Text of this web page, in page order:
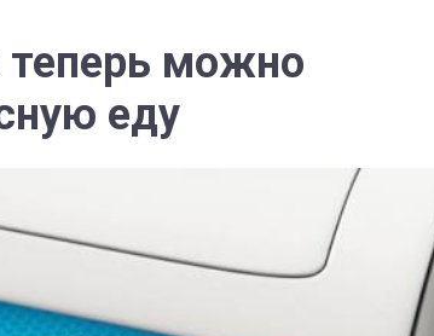
теперь можно
еду